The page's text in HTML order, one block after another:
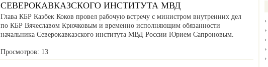
СЕВЕРОКАВКАЗСКОГО ИНСТИТУТА МВД
Глава КБР Казбек Коков провел рабочую встречу с министром внутренних дел
по КБР Вячеславом Крючковым и временно исполняющим обязанности
начальника Северокавказского института МВД России Юрием Сапроновым.
Просмотров: 13